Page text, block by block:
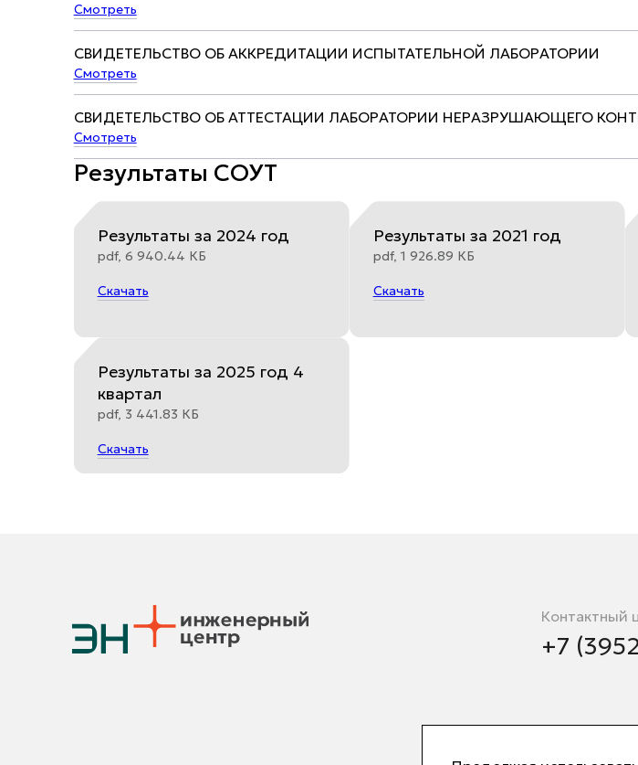
Смотреть
СВИДЕТЕЛЬСТВО ОБ АККРЕДИТАЦИИ ИСПЫТАТЕЛЬНОЙ ЛАБОРАТОРИИ
Смотреть
СВИДЕТЕЛЬСТВО ОБ АТТЕСТАЦИИ ЛАБОРАТОРИИ НЕРАЗРУШАЮЩЕГО
Смотреть
Результаты СОУТ
Результаты за 2024 год
pdf, 6 940.44 КБ
Скачать
Результаты за 2021 год
pdf, 1 926.89 КБ
Скачать
Результаты за 2025 год 4
квартал
pdf, 3 441.83 КБ
Скачать
Контактный
+7